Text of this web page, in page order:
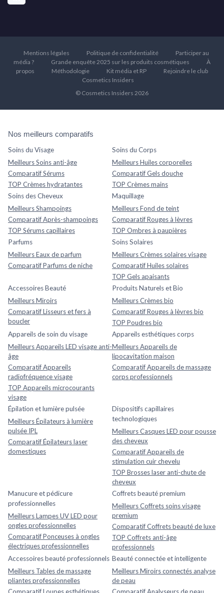
Mentions légales Politique de confidentialité
Participer au
média ?
Grande enquête 2025 sur les produits cosmétiques
À
propos
Méthodologie Kit média et RP
Rejoindre le club
Cosmetics Insiders
© Cosmetics Insiders 2026
Nos meilleurs comparatifs
Soins du Visage
Meilleurs Soins anti-âge
Comparatif Sérums
TOP Crèmes hydratantes
Soins du Corps
Meilleurs Huiles corporelles
Comparatif Gels douche
TOP Crèmes mains
Soins des Cheveux
Meilleurs Shampoings
Comparatif Après-shampoings
TOP Sérums capillaires
Maquillage
Meilleurs Fond de teint
Comparatif Rouges à lèvres
TOP Ombres à paupières
Parfums
Meilleurs Eaux de parfum
Comparatif Parfums de niche
Soins Solaires
Meilleurs Crèmes solaires visage
Comparatif Huiles solaires
TOP Gels apaisants
Accessoires Beauté
Meilleurs Miroirs
Comparatif Lisseurs et fers à
boucler
Produits Naturels et Bio
Meilleurs Crèmes bio
Comparatif Rouges à lèvres bio
TOP Poudres bio
Appareils de soin du visage
Meilleurs Appareils LED visage anti-
âge
Comparatif Appareils
radiofréquence visage
TOP Appareils microcourants
visage
Appareils esthétiques corps
Meilleurs Appareils de
lipocavitation maison
Comparatif Appareils de massage
corps professionnels
Épilation et lumière pulsée
Meilleurs Épilateurs à lumière
pulsée IPL
Comparatif Épilateurs laser
domestiques
Dispositifs capillaires
technologiques
Meilleurs Casques LED pour pousse
des cheveux
Comparatif Appareils de
stimulation cuir chevelu
TOP Brosses laser anti-chute de
cheveux
Manucure et pédicure
professionnelles
Meilleurs Lampes UV LED pour
ongles professionnelles
Comparatif Ponceuses à ongles
électriques professionnelles
Coffrets beauté premium
Meilleurs Coffrets soins visage
premium
Comparatif Coffrets beauté de luxe
TOP Coffrets anti-âge
professionnels
Accessoires beauté professionnels
Meilleurs Tables de massage
pliantes professionnelles
Beauté connectée et intelligente
Meilleurs Miroirs connectés analyse
de peau